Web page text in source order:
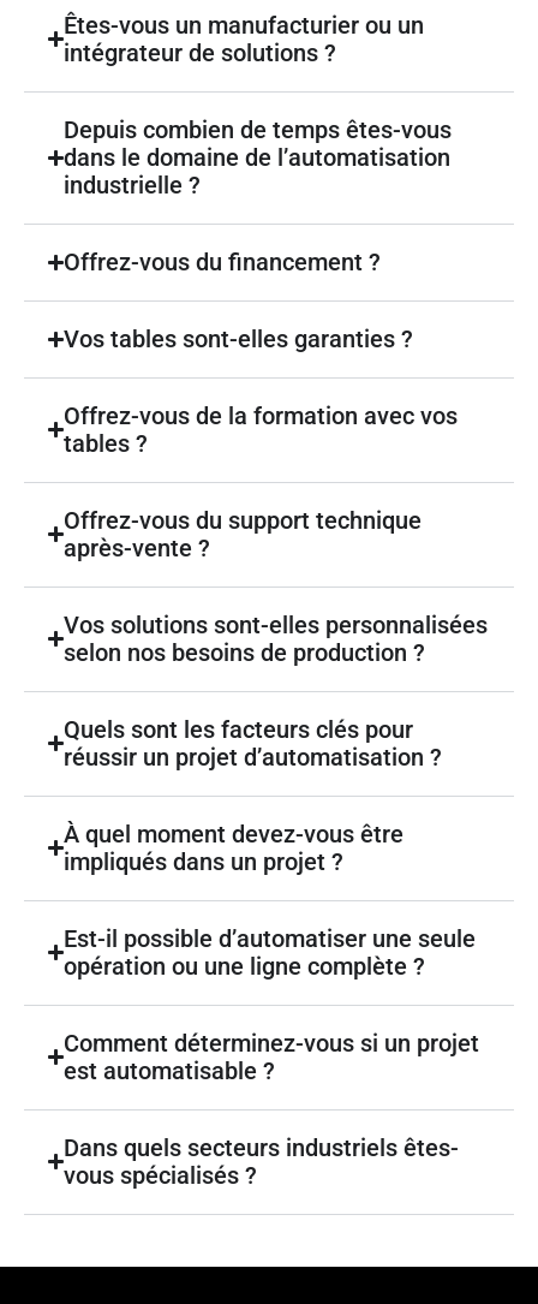
Êtes-vous un manufacturier ou un
intégrateur de solutions ?
Depuis combien de temps êtes-vous
dans le domaine de l’automatisation
industrielle ?
Offrez-vous du financement ?
Vos tables sont-elles garanties ?
Offrez-vous de la formation avec vos
tables ?
Offrez-vous du support technique
après-vente ?
Vos solutions sont-elles personnalisées
selon nos besoins de production ?
Quels sont les facteurs clés pour
réussir un projet d’automatisation ?
À quel moment devez-vous être
impliqués dans un projet ?
Est-il possible d’automatiser une seule
opération ou une ligne complète ?
Comment déterminez-vous si un projet
est automatisable ?
Dans quels secteurs industriels êtes-
vous spécialisés ?